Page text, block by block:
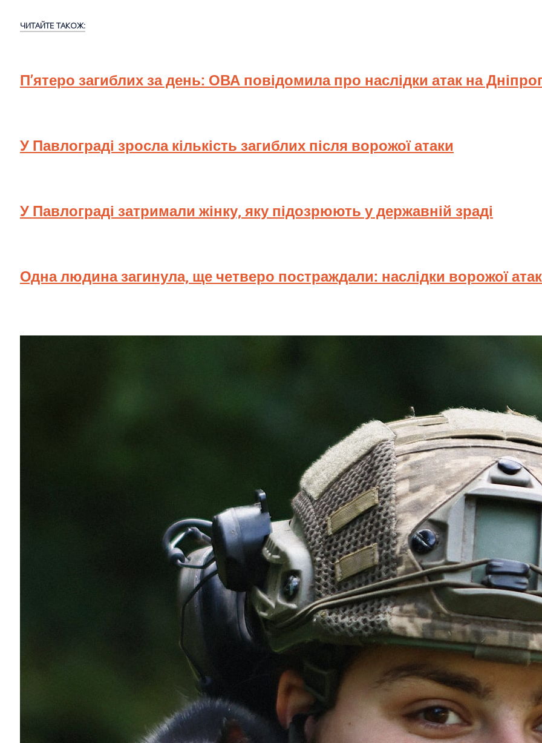
ЧИТАЙТЕ ТАКОЖ:
П’ятеро загиблих за день: ОВА повідомила про наслідки атак на
У Павлограді зросла кількість загиблих після ворожої атаки
У Павлограді затримали жінку, яку підозрюють у державній зраді
Одна людина загинула, ще четверо постраждали: наслідки ворожої